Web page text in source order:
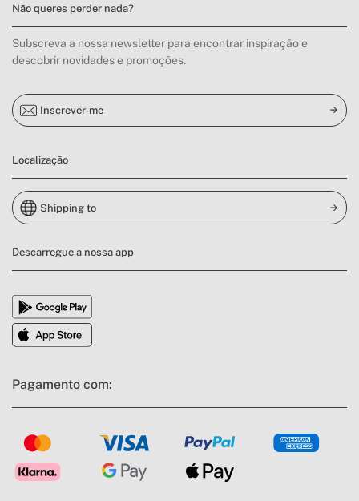
Não queres perder nada?
Subscreva a nossa newsletter para encontrar inspiração e
descobrir novidades e promoções.
Inscrever-me
Localização
Shipping to
Descarregue a nossa app
Pagamento com: